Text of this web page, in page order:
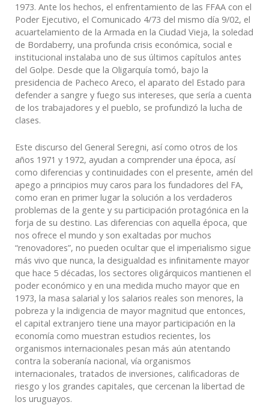
1973. Ante los hechos, el enfrentamiento de las FFAA con el
Poder Ejecutivo, el Comunicado 4/73 del mismo día 9/02, el
acuartelamiento de la Armada en la Ciudad Vieja, la soledad
de Bordaberry, una profunda crisis económica, social e
institucional instalaba uno de sus últimos capítulos antes
del Golpe. Desde que la Oligarquía tomó, bajo la
presidencia de Pacheco Areco, el aparato del Estado para
defender a sangre y fuego sus intereses, que sería a cuenta
de los trabajadores y el pueblo, se profundizó la lucha de
clases.
Este discurso del General Seregni, así como otros de los
años 1971 y 1972, ayudan a comprender una época, así
como diferencias y continuidades con el presente, amén del
apego a principios muy caros para los fundadores del FA,
como eran en primer lugar la solución a los verdaderos
problemas de la gente y su participación protagónica en la
forja de su destino. Las diferencias con aquella época, que
nos ofrece el mundo y son exaltadas por muchos
“renovadores”, no pueden ocultar que el imperialismo sigue
más vivo que nunca, la desigualdad es infinitamente mayor
que hace 5 décadas, los sectores oligárquicos mantienen el
poder económico y en una medida mucho mayor que en
1973, la masa salarial y los salarios reales son menores, la
pobreza y la indigencia de mayor magnitud que entonces,
el capital extranjero tiene una mayor participación en la
economía como muestran estudios recientes, los
organismos internacionales pesan más aún atentando
contra la soberanía nacional, vía organismos
internacionales, tratados de inversiones, calificadoras de
riesgo y los grandes capitales, que cercenan la libertad de
los uruguayos.